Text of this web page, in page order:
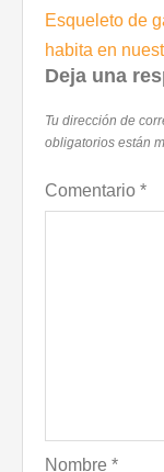
de
entradas
Esqueleto de
habita en
Deja una
Tu dirección de
obligatorios están
Comentario *
Nombre *